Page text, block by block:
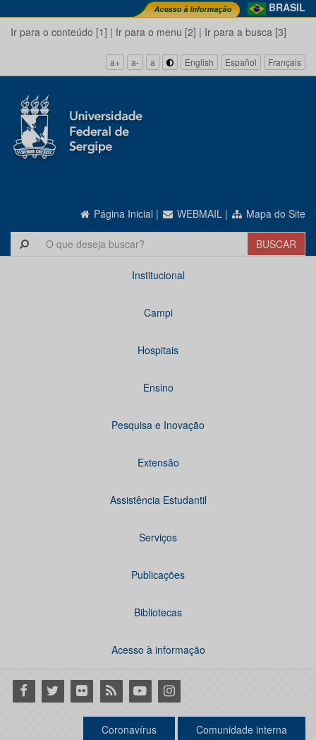
BRASIL
Ir para o conteúdo [1] | Ir para o menu [2] | Ir para a busca [3]
a+ a- a English Español Français
Página Inicial | WEBMAIL | Mapa do Site
Institucional
Campi
Hospitais
Ensino
Pesquisa e Inovação
Extensão
Assistência Estudantil
Serviços
Publicações
Bibliotecas
Acesso à informação
Facebook
Twitter Flickr RSS YoutubeInstagram
Coronavírus Comunidade interna